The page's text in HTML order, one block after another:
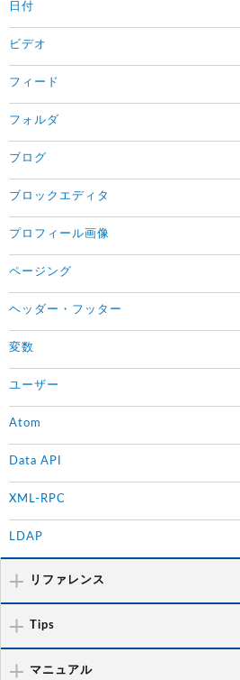
日付
ビデオ
フィード
フォルダ
ブログ
ブロックエディタ
プロフィール画像
ページング
ヘッダー・フッター
変数
ユーザー
Atom
Data API
XML-RPC
LDAP
リファレンス
Tips
マニュアル